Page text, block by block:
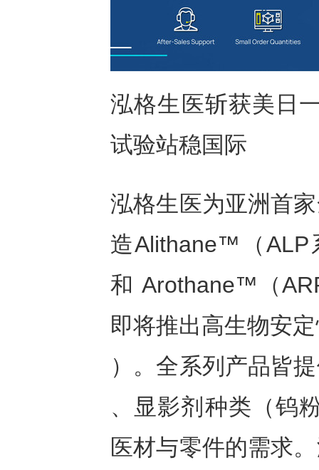
泓格生医斩获美日
试验站稳国际
泓格生医为亚洲首
造Alithane™（ALP
和 Arothane™（
即将推出高生物安
）。全系列产品皆
、显影剂种类（钨
医材与零件的需求